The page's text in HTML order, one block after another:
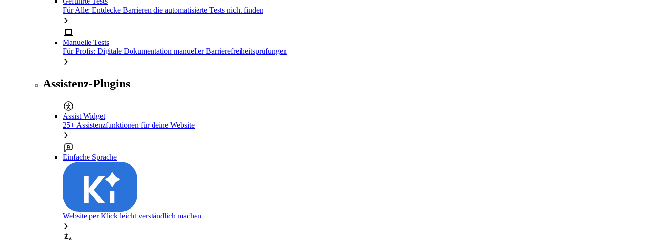
Für Alle: Entdecke Barrieren die automatisierte Tests nicht finden
Manuelle Tests
Für Profis: Digitale Dokumentation manueller Barrierefreiheitsprüfungen
Assistenz-Plugins
Assist Widget
25+ Assistenzfunktionen für deine Website
Einfache Sprache
Website per Klick leicht verständlich machen